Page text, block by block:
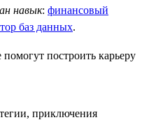
навык: финансовый
баз данных.
приключения